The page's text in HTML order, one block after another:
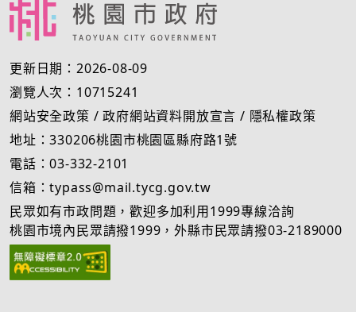
更新日期：2026-08-09
瀏覽人次：10715241
網站安全政策 /政府網站資料開放宣言 / 隱私權政策
地址：330206桃園市桃園區縣府路1號
電話：03-332-2101
信箱：typass@mail.tycg.gov.tw
民眾如有市政問題，歡迎多加利用1999專線洽詢
桃園市境內民眾請撥1999，外縣市民眾請撥03-2189000